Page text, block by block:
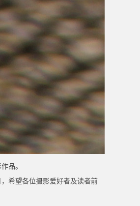
品。
希望各位摄影爱好者及读者前